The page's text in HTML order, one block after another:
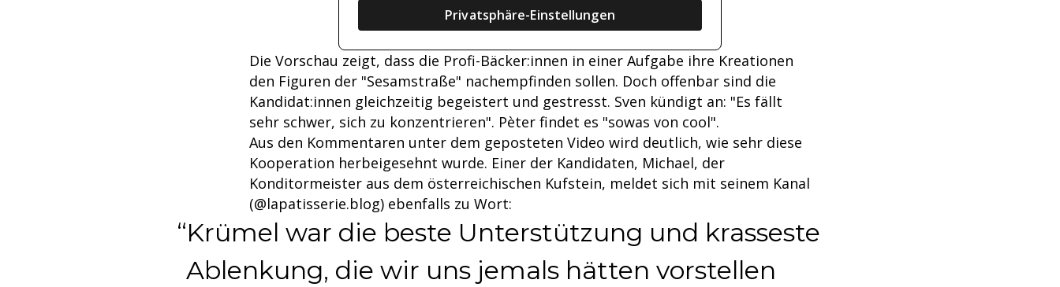
Privatsphäre-Einstellungen
Die Vorschau zeigt, dass die Profi-Bäcker:innen in einer Aufgabe ihre Kreationen
den Figuren der "Sesamstraße" nachempfinden sollen. Doch offenbar sind die
Kandidat:innen gleichzeitig begeistert und gestresst. Sven kündigt an: "Es fällt
sehr schwer, sich zu konzentrieren". Pèter findet es "sowas von cool".
Aus den Kommentaren unter dem geposteten Video wird deutlich, wie sehr diese
Kooperation herbeigesehnt wurde. Einer der Kandidaten, Michael, der
Konditormeister aus dem österreichischen Kufstein, meldet sich mit seinem Kanal
(@lapatisserie.blog) ebenfalls zu Wort:
Krümel war die beste Unterstützung und krasseste
Ablenkung, die wir uns jemals hätten vorstellen